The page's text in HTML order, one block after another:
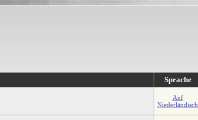
Sprache
Auf
Niederländisch